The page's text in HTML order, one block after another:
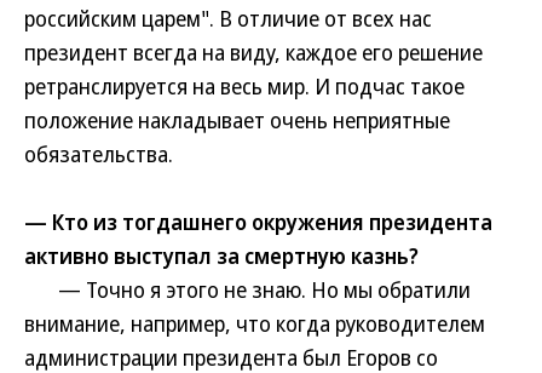
российским царем". В отличие от всех нас
президент всегда на виду, каждое его решение
ретранслируется на весь мир. И подчас такое
положение накладывает очень неприятные
обязательства.
— Кто из тогдашнего окружения президента
активно выступал за смертную казнь?
— Точно я этого не знаю. Но мы обратили
внимание, например, что когда руководителем
администрации президента был Егоров со